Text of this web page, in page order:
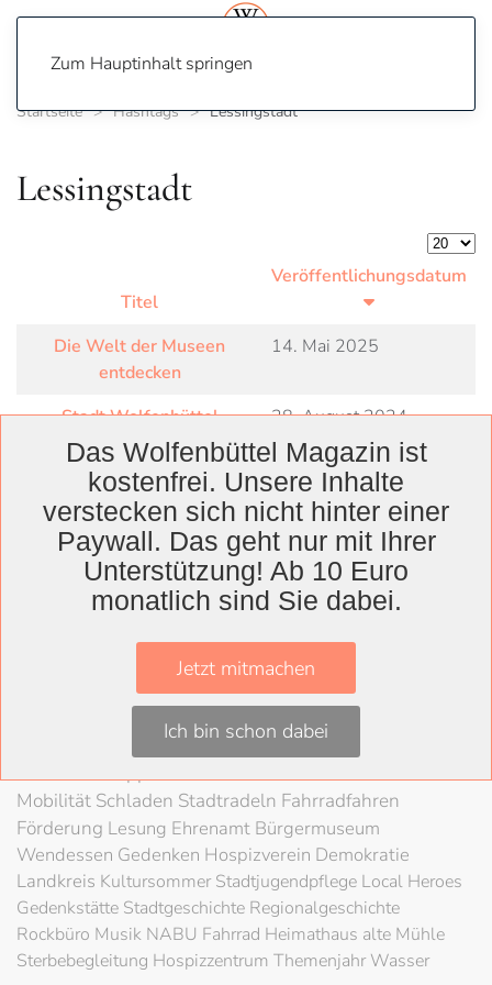
Zum Hauptinhalt springen
Startseite Hashtags Lessingstadt
Lessingstadt
Titel
Veröffentlichungsdatum
Die Welt der Museen
entdecken
14. Mai 2025
Stadt Wolfenbüttel 28. August 2024
WolfenbüttelLandkreis
WolfenbüttelLessingtheater
Herzog August Bibliothek
Nachhaltigkeit
Kunst
Festival
Braunschweigische Landschaft HAB Schloss
80 Jahre KriegsendeLiteratur
TheaterSchöppenstedtUmweltschutzLAG Rock
Mobilität Schladen Stadtradeln Fahrradfahren
Förderung Lesung Ehrenamt Bürgermuseum
Wendessen Gedenken Hospizverein Demokratie
Landkreis KultursommerStadtjugendpflege Local Heroes
Gedenkstätte Stadtgeschichte Regionalgeschichte
Rockbüro Musik NABU Fahrrad Heimathaus alte Mühle
Sterbebegleitung Hospizzentrum Themenjahr Wasser
Das Wolfenbüttel Magazin ist
kostenfrei. Unsere Inhalte
verstecken sich nicht hinter einer
Paywall. Das geht nur mit Ihrer
Unterstützung! Ab 10 Euro
monatlich sind Sie dabei.
Jetzt mitmachen
Ich bin schon dabei